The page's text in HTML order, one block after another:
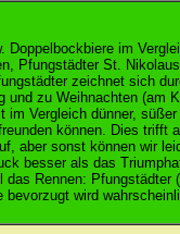
im
Pfungstädter St.
zeichnet sich
zu Weihnachten (am
im Vergleich dünner,
können. Dies trifft
aber sonst können wir
besser als das
Rennen: Pfungstädter
wird